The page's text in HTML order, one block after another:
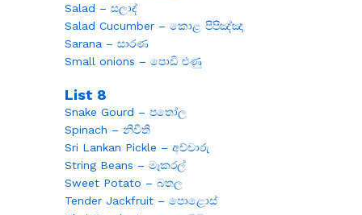
Salad – සලාද්
Salad Cucumber – කොළ පිපිඤ්ඤා
Sarana – සාරණ
Small onions – පොඩි ළුණු
List 8
Snake Gourd – පතෝල
Spinach – නිවිති
Sri Lankan Pickle – අච්චාරු
String Beans – මෑකරල්
Sweet Potato – බතල
Tender Jackfruit – පොළොස්